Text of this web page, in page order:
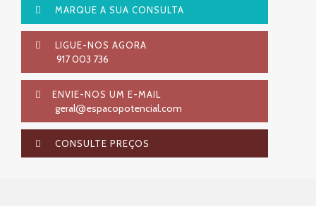
MARQUE A SUA CONSULTA
LIGUE-NOS AGORA
917 003 736
ENVIE-NOS UM E-MAIL
geral@espacopotencial.com
CONSULTE PREÇOS